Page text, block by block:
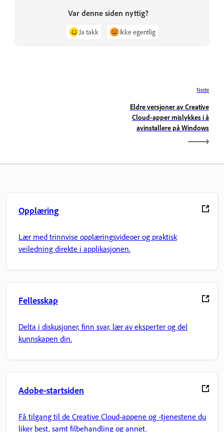
Var denne siden nyttig?
Ja takk Ikke egentlig
Neste
Eldre versjoner av Creative
Cloud-apper mislykkes i å
avinstallere på Windows
Opplæring
Lær med trinnvise opplæringsvideoer og praktisk
veiledning direkte i applikasjonen.
Fellesskap
Delta i diskusjoner, finn svar, lær av eksperter og del
kunnskapen din.
Adobe-startsiden
Få tilgang til de Creative Cloud-appene og -tjenestene du
liker best, samt filbehandling og annet.